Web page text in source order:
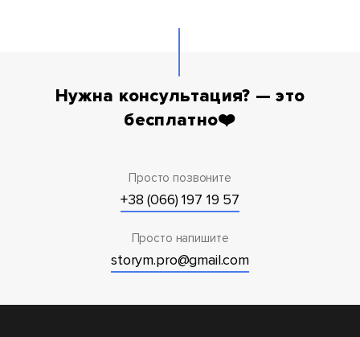
Нужна консультация? — это
бесплатно❤️
Просто позвоните
+38 (066) 197 19 57
Просто напишите
storym.pro@gmail.com